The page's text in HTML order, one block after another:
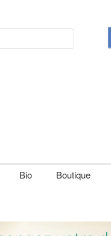
Bio Boutique